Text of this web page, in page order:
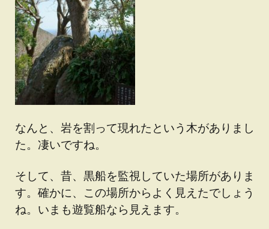
なんと、岩を割って現れたという木がありまし
た。凄いですね。
そして、昔、黒船を監視していた場所がありま
す。確かに、この場所からよく見えたでしょう
ね。いまも遊覧船なら見えます。